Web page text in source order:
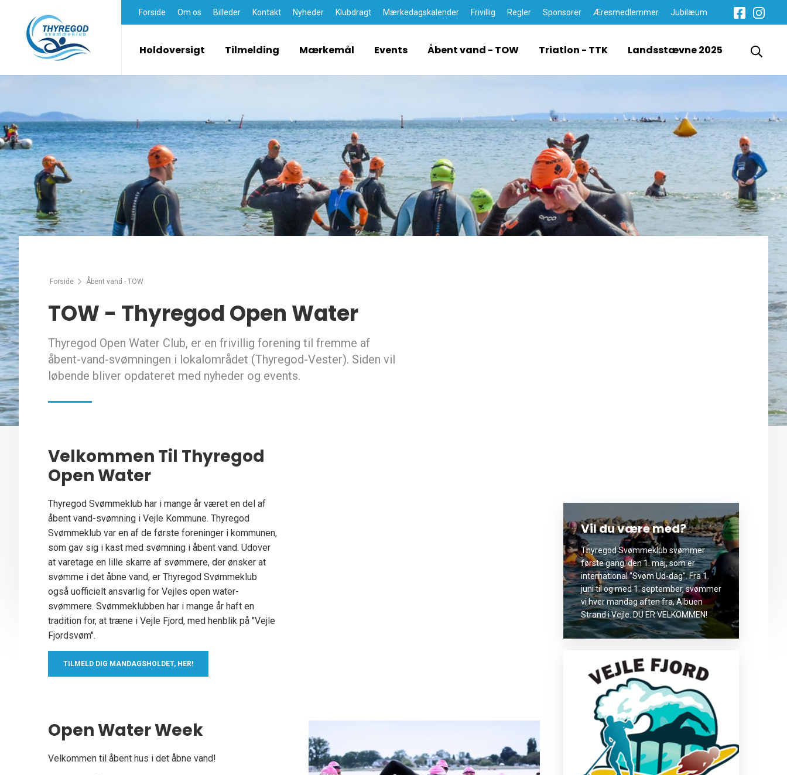
Forside Om os Billeder Kontakt Nyheder Klubdragt Mærkedagskalender Frivillig Regler Sponsorer Æresmedlemmer Jubilæum
Holdoversigt Tilmelding Mærkemål Events Åbent vand - TOW Triatlon - TTK Landsstævne 2025
Forside Åbent vand - TOW
TOW - Thyregod Open Water
Thyregod Open Water Club, er en frivillig forening til fremme af
åbent-vand-svømningen i lokalområdet (Thyregod-Vester). Siden vil
løbende bliver opdateret med nyheder og events.
Velkommen Til Thyregod
Open Water
Thyregod Svømmeklub har i mange år været en del af
åbent vand-svømning i Vejle Kommune. Thyregod
Svømmeklub var en af de første foreninger i kommunen,
som gav sig i kast med svømning i åbent vand. Udover
at varetage en lille skarre af svømmere, der ønsker at
svømme i det åbne vand, er Thyregod Svømmeklub
også uofficielt ansvarlig for Vejles open water-
svømmere. Svømmeklubben har i mange år haft en
tradition for, at træne i Vejle Fjord, med henblik på "Vejle
Fjordsvøm".
TILMELD DIG MANDAGSHOLDET, HER!
Open Water Week
Velkommen til åbent hus i det åbne vand!
Vil du være med?
Thyregod Svømmeklub svømmer
første gang, den 1. maj, som er
international "Svøm Ud-dag". Fra 1.
juni til og med 1. september, svømmer
vi hver mandag aften fra, Albuen
Strand i Vejle. DU ER VELKOMMEN!